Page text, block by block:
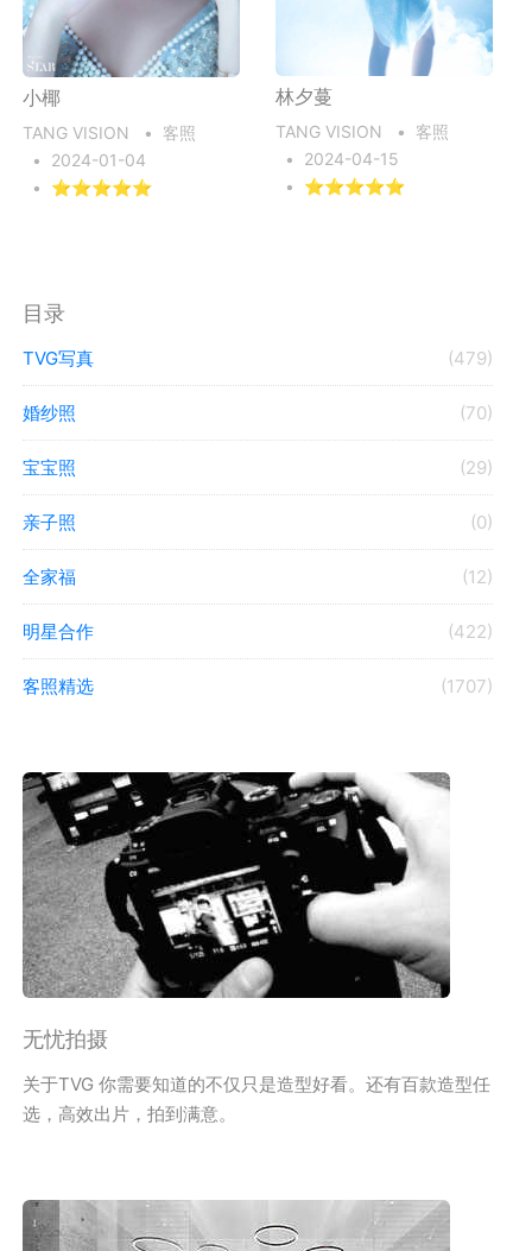
小椰
TANG VISION • 客照
•
2024-01-04
•
⭐⭐⭐⭐⭐
林夕蔓
TANG VISION • 客照
•
2024-04-15
•
⭐⭐⭐⭐⭐
目录
TVG写真 (479)
婚纱照 (70)
宝宝照 (29)
亲子照 (0)
全家福 (12)
明星合作 (422)
客照精选 (1707)
无忧拍摄
关于TVG 你需要知道的不仅只是造型好看。还有百款造型任
选，高效出片，拍到满意。